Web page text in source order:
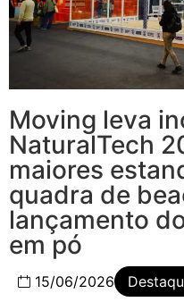
Moving leva
NaturalTech
maiores
quadra de
lançamento
em pó
15/06/2026